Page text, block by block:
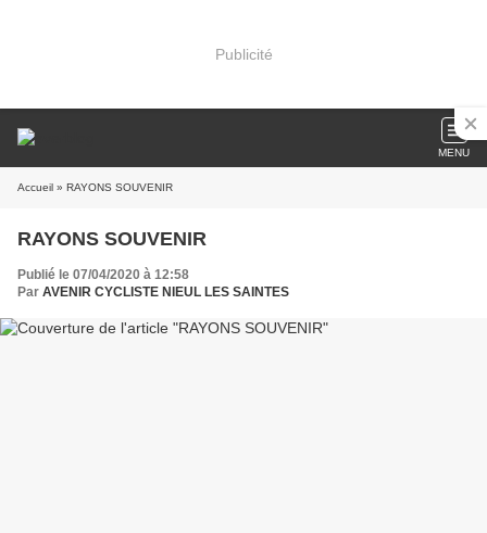
Publicité
MENU
Accueil » RAYONS SOUVENIR
RAYONS SOUVENIR
Publié le 07/04/2020 à 12:58
Par AVENIR CYCLISTE NIEUL LES SAINTES